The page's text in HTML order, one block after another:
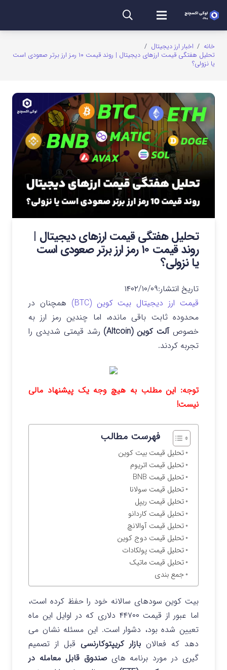
خانه / اخبار ارز دیجیتال /
تحلیل هفتگی قیمت ارزهای دیجیتال | روند قیمت ۱۰ رمز ارز برتر صعودی است
یا نزولی؟
تحلیل هفتگی قیمت ارزهای دیجیتال |
روند قیمت ۱۰ رمز ارز برتر صعودی است
یا نزولی؟
تاریخ انتشار:۱۴۰۲/۱۰/۰۹
قیمت ارز دیجیتال بیت کوین (BTC)
همچنان در
محدوده ثابت باقی مانده، اما چندین رمز ارز به
خصوصآلت کوین (Altcoin)
رشد قیمتی شدیدی را
تجربه کردند.
توجه: این مطلب به هیچ وجه یک پیشنهاد مالی
نیست!
فهرست مطالب
تحلیل قیمت بیت کوین
تحلیل قیمت اتریوم
تحلیل قیمت BNB
تحلیل قیمت سولانا
تحلیل قیمت ریپل
تحلیل قیمت کاردانو
تحلیل قیمت آوالانچ
تحلیل قیمت دوج کوین
تحلیل قیمت پولکادات
تحلیل قیمت ماتیک
جمع بندی
بیت کوین سودهای سالانه خود را حفظ کرده است،
اما عبور از قیمت ۴۴۷۰۰ دلاری که در اوایل این ماه
تعیین شده بود، دشوار است. این مسئله نشان می
دهد که فعالان بازار کریپتوکارنسی قبل از تصمیم
گیری در مورد برنامه هایصندوق قابل معامله در